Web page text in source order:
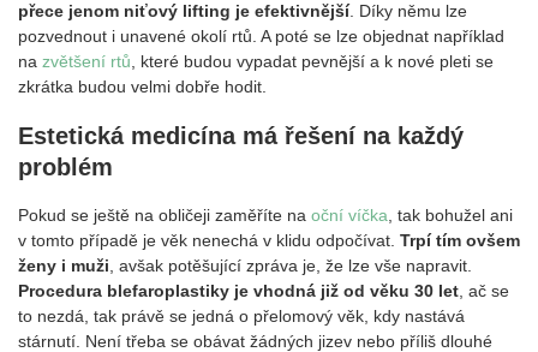
přece jenom niťový lifting je efektivnější. Díky němu lze
pozvednout i unavené okolí rtů. A poté se lze objednat například
na zvětšení rtů, které budou vypadat pevnější a k nové pleti se
zkrátka budou velmi dobře hodit.
Estetická medicína má řešení na každý
problém
Pokud se ještě na obličeji zaměříte na oční víčka , tak bohužel ani
v tomto případě je věk nenechá v klidu odpočívat. Trpí tím ovšem
ženy i muži , avšak potěšující zpráva je, že lze vše napravit.
Procedura blefaroplastiky je vhodná již od věku 30 let , ač se
to nezdá, tak právě se jedná o přelomový věk, kdy nastává
stárnutí. Není třeba se obávat žádných jizev nebo příliš dlouhé